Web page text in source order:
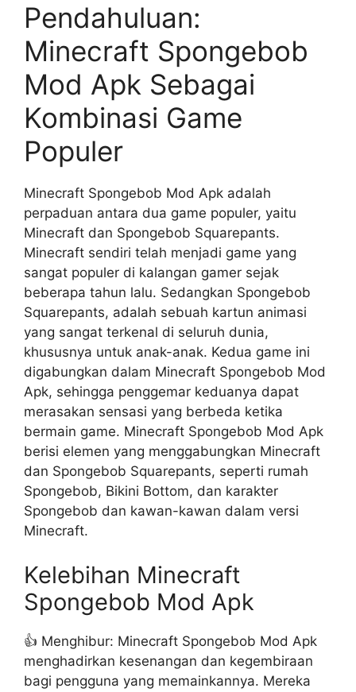
Pendahuluan:
Minecraft Spongebob
Mod Apk Sebagai
Kombinasi Game
Populer
Minecraft Spongebob Mod Apk adalah
perpaduan antara dua game populer, yaitu
Minecraft dan Spongebob Squarepants.
Minecraft sendiri telah menjadi game yang
sangat populer di kalangan gamer sejak
beberapa tahun lalu. Sedangkan Spongebob
Squarepants, adalah sebuah kartun animasi
yang sangat terkenal di seluruh dunia,
khususnya untuk anak-anak. Kedua game ini
digabungkan dalam Minecraft Spongebob Mod
Apk, sehingga penggemar keduanya dapat
merasakan sensasi yang berbeda ketika
bermain game. Minecraft Spongebob Mod Apk
berisi elemen yang menggabungkan Minecraft
dan Spongebob Squarepants, seperti rumah
Spongebob, Bikini Bottom, dan karakter
Spongebob dan kawan-kawan dalam versi
Minecraft.
Kelebihan Minecraft
Spongebob Mod Apk
👍 Menghibur: Minecraft Spongebob Mod Apk
menghadirkan kesenangan dan kegembiraan
bagi pengguna yang memainkannya. Mereka